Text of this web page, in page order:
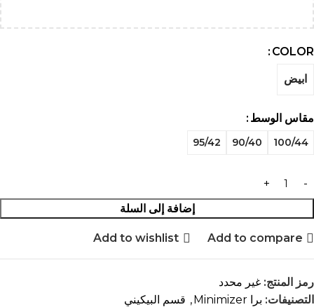
COLOR
ابيض
مقاس الوسط
100/44
90/40
95/42
إضافة إلى السلة
Add to compare
Add to wishlist
رمز المنتج: غير محدد
التصنيفات: برا Minimizer , قسم البيكيني